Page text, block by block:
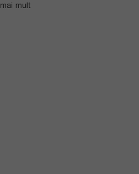
inițial
curent
mult